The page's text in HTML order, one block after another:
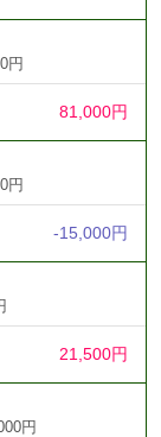
円
81,000円
円
-15,000円
21,500円
円